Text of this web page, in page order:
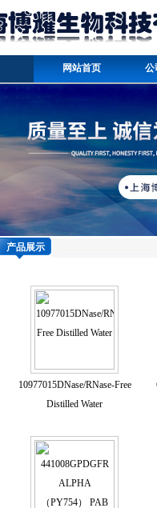
网站首页 公
产品展示
10977015DNase/RNase-Free
Distilled Water